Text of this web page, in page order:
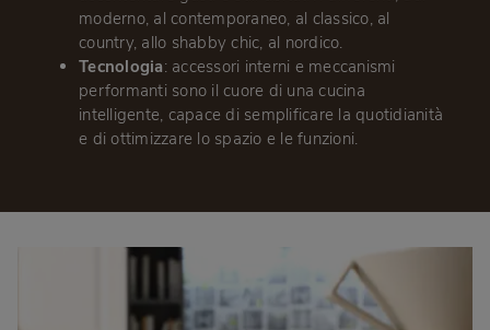
moderno, al contemporaneo, al classico, al
country, allo shabby chic, al nordico.
Tecnologia: accessori interni e meccanismi
performanti sono il cuore di una cucina
intelligente, capace di semplificare la quotidianità
e di ottimizzare lo spazio e le funzioni.